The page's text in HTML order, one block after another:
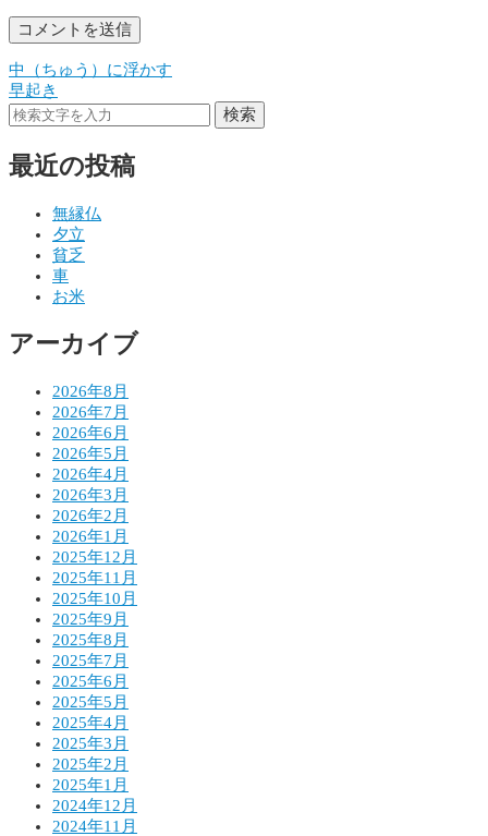
投
稿
ビ
ン
中（ちゅう）に浮かす
早起き
検索
最近の投稿
無縁仏
夕立
貧乏
車
お米
アーカイブ
2026年8月
2026年7月
2026年6月
2026年5月
2026年4月
2026年3月
2026年2月
2026年1月
2025年12月
2025年11月
2025年10月
2025年9月
2025年8月
2025年7月
2025年6月
2025年5月
2025年4月
2025年3月
2025年2月
2025年1月
2024年12月
2024年11月